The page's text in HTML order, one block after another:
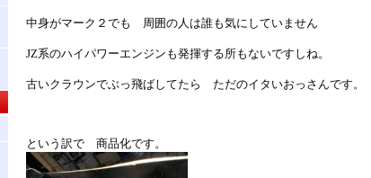
中身がマーク２でも 周囲の人は誰も気にしていません
JZ系のハイパワーエンジンも発揮する所もないですしね。
古いクラウンでぶっ飛ばしてたら ただのイタいおっさんです。
という訳で 商品化です。